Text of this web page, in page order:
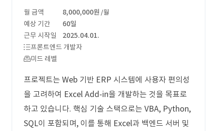
월 금액 8,000,000원 /월
예상 기간
60일
근무 시작일
2025.04.01.
프론트엔드 개발자
미드 레벨
프로젝트는 Web 기반 ERP 시스템에 사용자 편의성
을 고려하여 Excel Add-in을 개발하는 것을 목표로
하고 있습니다. 핵심 기술 스택으로는 VBA, Python,
SQL이 포함되며, 이를 통해 Excel과 백엔드 서버 및